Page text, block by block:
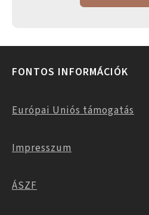
FONTOS INFORMÁCIÓK
Európai Uniós támogatás
Impresszum
ÁSZF